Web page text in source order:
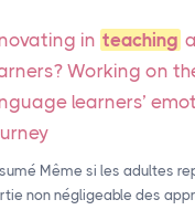
in teaching
Working on
learners’
Même si les adultes
non négligeable des